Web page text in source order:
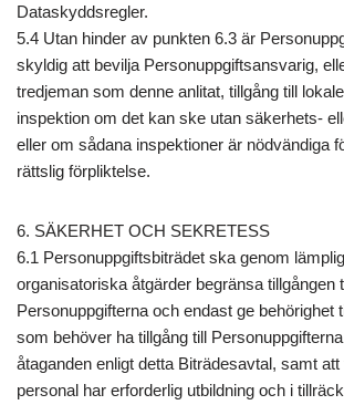
Dataskyddsregler.
5.4 Utan hinder av punkten 6.3 är
skyldig att bevilja Personuppgiftsansvarig,
tredjeman som denne anlitat, tillgång till
inspektion om det kan ske utan säkerhets-
eller om sådana inspektioner är nödvändiga
rättslig förpliktelse.
6. SÄKERHET OCH SEKRETESS
6.1 Personuppgiftsbiträdet ska genom
organisatoriska åtgärder begränsa tillgången
Personuppgifterna och endast ge behörighet
som behöver ha tillgång till
åtaganden enligt detta Biträdesavtal, samt
personal har erforderlig utbildning och i